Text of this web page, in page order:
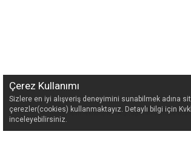
Ticimax Bilişim Teknolojileri A.Ş., ağırlıklı olarak e-
Çerez Kullanımı
Sizlere en iyi alışveriş deneyimini sunabilmek adına
çerezler(cookies) kullanmaktayız. Detaylı bilgi için
inceleyebilirsiniz.